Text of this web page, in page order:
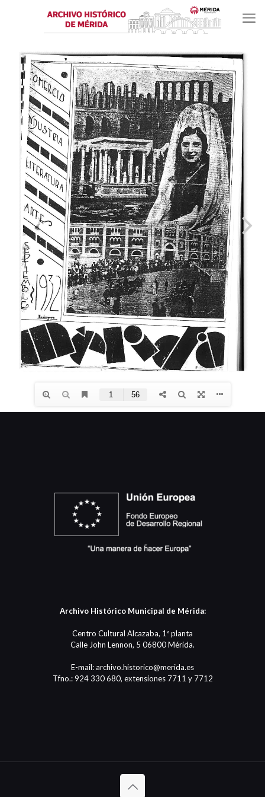
Archivo Histórico Municipal de Mérida:
Centro Cultural Alcazaba, 1ª planta
Calle John Lennon, 5 06800 Mérida.
E-mail: archivo.historico@merida.es
Tfno.: 924 330 680, extensiones 7711 y 7712